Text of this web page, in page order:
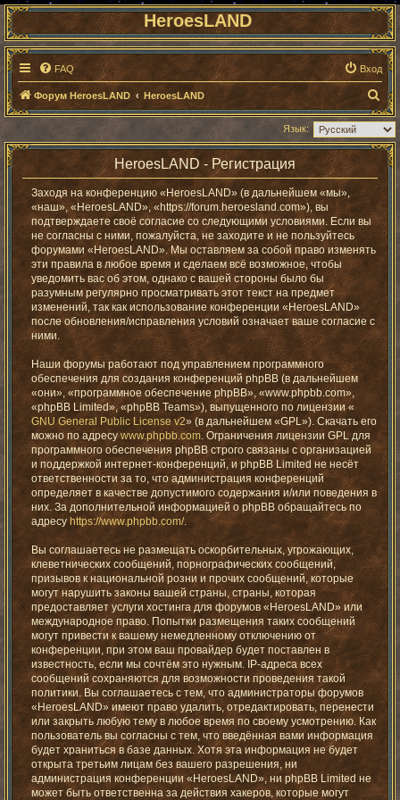
HeroesLAND
FAQ Вход
Форум HeroesLAND HeroesLAND
П
о
и
Язык:
HeroesLAND - Регистрация
Заходя на конференцию «HeroesLAND» (в дальнейшем «мы»,
«наш», «HeroesLAND», «https://forum.heroesland.com»), вы
подтверждаете своё согласие со следующими условиями. Если вы
не согласны с ними, пожалуйста, не заходите и не пользуйтесь
форумами «HeroesLAND». Мы оставляем за собой право изменять
эти правила в любое время и сделаем всё возможное, чтобы
уведомить вас об этом, однако с вашей стороны было бы
разумным регулярно просматривать этот текст на предмет
изменений, так как использование конференции «HeroesLAND»
после обновления/исправления условий означает ваше согласие с
ними.
Наши форумы работают под управлением программного
обеспечения для создания конференций phpBB (в дальнейшем
«они», «программное обеспечение phpBB», «www.phpbb.com»,
«phpBB Limited», «phpBB Teams»), выпущенного по лицензии «
GNU General Public License v2» (в дальнейшем «GPL»). Скачать его
можно по адресуwww.phpbb.com. Ограничения лицензии GPL для
программного обеспечения phpBB строго связаны с организацией
и поддержкой интернет-конференций, и phpBB Limited не несёт
ответственности за то, что администрация конференций
определяет в качестве допустимого содержания и/или поведения в
них. За дополнительной информацией о phpBB обращайтесь по
адресу https://www.phpbb.com/.
Вы соглашаетесь не размещать оскорбительных, угрожающих,
клеветнических сообщений, порнографических сообщений,
призывов к национальной розни и прочих сообщений, которые
могут нарушить законы вашей страны, страны, которая
предоставляет услуги хостинга для форумов «HeroesLAND» или
международное право. Попытки размещения таких сообщений
могут привести к вашему немедленному отключению от
конференции, при этом ваш провайдер будет поставлен в
известность, если мы сочтём это нужным. IP-адреса всех
сообщений сохраняются для возможности проведения такой
политики. Вы соглашаетесь с тем, что администраторы форумов
«HeroesLAND» имеют право удалить, отредактировать, перенести
или закрыть любую тему в любое время по своему усмотрению. Как
пользователь вы согласны с тем, что введённая вами информация
будет храниться в базе данных. Хотя эта информация не будет
открыта третьим лицам без вашего разрешения, ни
администрация конференции «HeroesLAND», ни phpBB Limited не
может быть ответственна за действия хакеров, которые могут